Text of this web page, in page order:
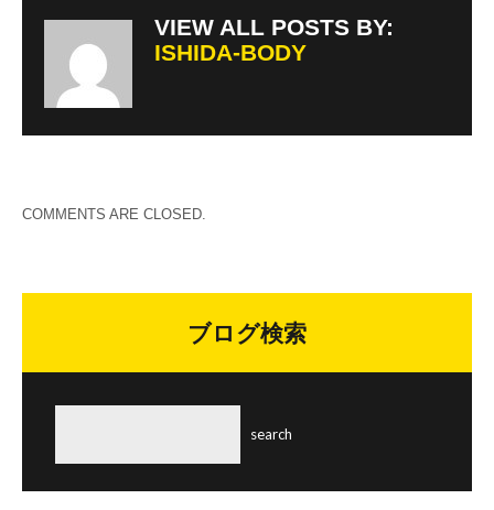
VIEW ALL POSTS BY:
ISHIDA-BODY
COMMENTS ARE CLOSED.
ブログ検索